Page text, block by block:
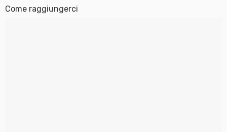
Come raggiungerci